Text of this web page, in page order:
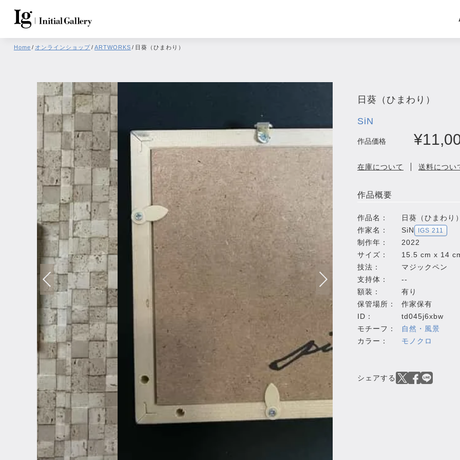
Home / オンラインショップ/ ARTWORKS / 日葵（ひまわり）
日葵（ひまわり）
SiN
作品価格
在庫について 送料につい
作品概要
作品名：
日葵（ひまわり
作家名：
SiN IGS 211
制作年：
2022
サイズ：
15.5 cm x 14
技法：
マジックペン
支持体：
--
額装：
有り
保管場所：
作家保有
ID：
td045j6xbw
モチーフ：
自然・風景
カラー：
モノクロ